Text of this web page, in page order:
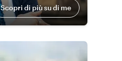
Scopri di più su di me